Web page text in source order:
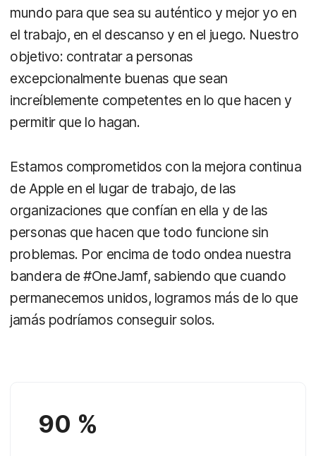
mundo para que sea su auténtico y mejor yo en
el trabajo, en el descanso y en el juego. Nuestro
objetivo: contratar a personas
excepcionalmente buenas que sean
increíblemente competentes en lo que hacen y
permitir que lo hagan.
Estamos comprometidos con la mejora continua
de Apple en el lugar de trabajo, de las
organizaciones que confían en ella y de las
personas que hacen que todo funcione sin
problemas. Por encima de todo ondea nuestra
bandera de #OneJamf, sabiendo que cuando
permanecemos unidos, logramos más de lo que
jamás podríamos conseguir solos.
90 %